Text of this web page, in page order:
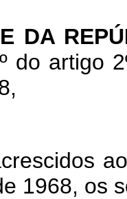
DA
do artigo
1968, os